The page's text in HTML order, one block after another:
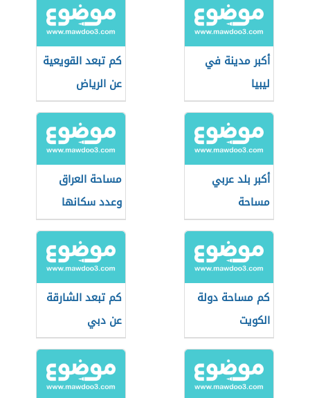
أكبر مدينة في
ليبيا
كم تبعد القويعية
عن الرياض
أكبر بلد عربي
مساحة
مساحة العراق
وعدد سكانها
كم مساحة دولة
الكويت
كم تبعد الشارقة
عن دبي